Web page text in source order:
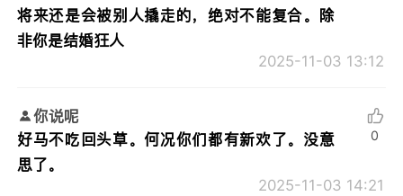
将来还是会被别人撬走的，绝对不能复合。除
非你是结婚狂人
2025-11-03 13:12
你说呢
好马不吃回头草。何况你们都有新欢了。没意
思了。
2025-11-03 14:21
0